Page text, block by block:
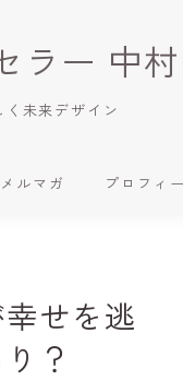
ラー 中
く未来デザイン
ルマガ プロフィ
せを逃
？